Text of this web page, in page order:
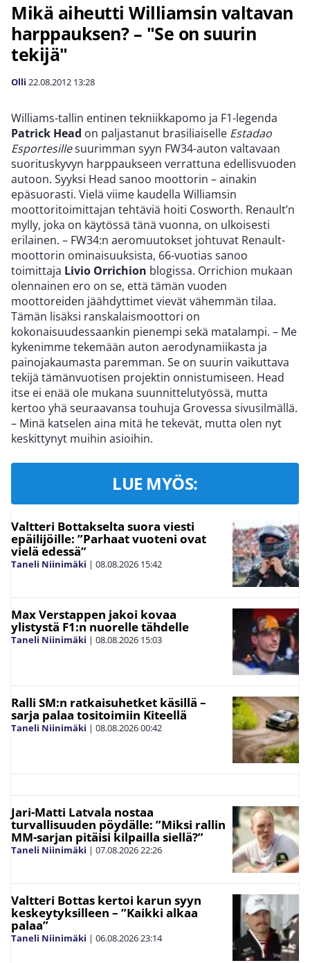
Mikä aiheutti Williamsin valtavan
harppauksen? – "Se on suurin
tekijä"
Olli 22.08.2012 13:28
Williams-tallin entinen tekniikkapomo ja F1-legenda
Patrick Head on paljastanut brasiliaiselle Estadao
Esportesillesuurimman syyn FW34-auton valtavaan
suorituskyvyn harppaukseen verrattuna edellisvuoden
autoon. Syyksi Head sanoo moottorin – ainakin
epäsuorasti. Vielä viime kaudella Williamsin
moottoritoimittajan tehtäviä hoiti Cosworth. Renault’n
mylly, joka on käytössä tänä vuonna, on ulkoisesti
erilainen. – FW34:n aeromuutokset johtuvat Renault-
moottorin ominaisuuksista, 66-vuotias sanoo
toimittaja Livio Orrichion blogissa. Orrichion mukaan
olennainen ero on se, että tämän vuoden
moottoreiden jäähdyttimet vievät vähemmän tilaa.
Tämän lisäksi ranskalaismoottori on
kokonaisuudessaankin pienempi sekä matalampi. – Me
kykenimme tekemään auton aerodynamiikasta ja
painojakaumasta paremman. Se on suurin vaikuttava
tekijä tämänvuotisen projektin onnistumiseen. Head
itse ei enää ole mukana suunnittelutyössä, mutta
kertoo yhä seuraavansa touhuja Grovessa sivusilmällä.
– Minä katselen aina mitä he tekevät, mutta olen nyt
keskittynyt muihin asioihin.
LUE MYÖS:
Valtteri Bottakselta suora viesti
epäilijöille: ”Parhaat vuoteni ovat
vielä edessä”
Taneli Niinimäki | 08.08.2026 15:42
Max Verstappen jakoi kovaa
ylistystä F1:n nuorelle tähdelle
Taneli Niinimäki | 08.08.2026 15:03
Ralli SM:n ratkaisuhetket käsillä –
sarja palaa tositoimiin Kiteellä
Taneli Niinimäki | 08.08.202600:42
Jari-Matti Latvala nostaa
turvallisuuden pöydälle: ”Miksi rallin
MM-sarjan pitäisi kilpailla siellä?”
Taneli Niinimäki | 07.08.202622:26
Valtteri Bottas kertoi karun syyn
keskeytyksilleen – ”Kaikki alkaa
palaa”
Taneli Niinimäki | 06.08.202623:14